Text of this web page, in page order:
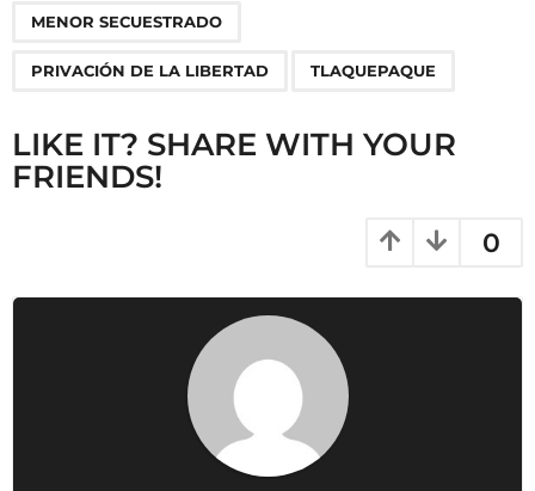
MENOR SECUESTRADO
PRIVACIÓN DE LA LIBERTAD TLAQUEPAQUE
LIKE IT? SHARE WITH YOUR
FRIENDS!
0